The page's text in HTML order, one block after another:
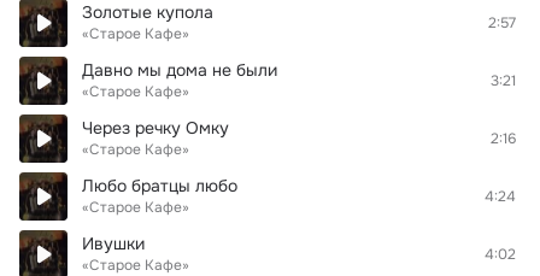
Золотые купола
«Старое Кафе»
2:57
Давно мы дома не были
«Старое Кафе»
3:21
Через речку Омку
«Старое Кафе»
2:16
Любо братцы любо
«Старое Кафе»
4:24
Ивушки
«Старое Кафе»
4:02